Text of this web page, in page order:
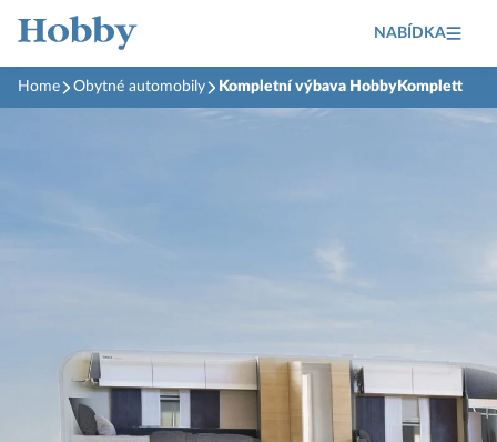
NABÍDKA
Home Obytné automobily Kompletní výbava HobbyKomplett